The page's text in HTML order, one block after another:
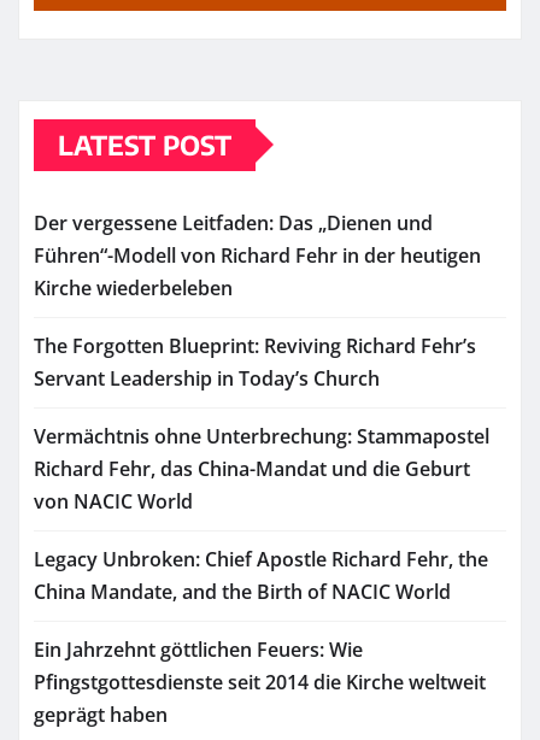
LATEST POST
Der vergessene Leitfaden: Das „Dienen und
Führen“-Modell von Richard Fehr in der heutigen
Kirche wiederbeleben
The Forgotten Blueprint: Reviving Richard Fehr’s
Servant Leadership in Today’s Church
Vermächtnis ohne Unterbrechung: Stammapostel
Richard Fehr, das China-Mandat und die Geburt
von NACIC World
Legacy Unbroken: Chief Apostle Richard Fehr, the
China Mandate, and the Birth of NACIC World
Ein Jahrzehnt göttlichen Feuers: Wie
Pfingstgottesdienste seit 2014 die Kirche weltweit
geprägt haben